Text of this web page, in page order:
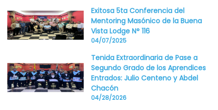
Exitosa 5ta Conferencia del
Mentoring Masónico de la Buena
Vista Lodge N° 116
04/07/2025
Tenida Extraordinaria de Pase a
Segundo Grado de los Aprendices
Entrados: Julio Centeno y Abdel
Chacón
04/28/2026